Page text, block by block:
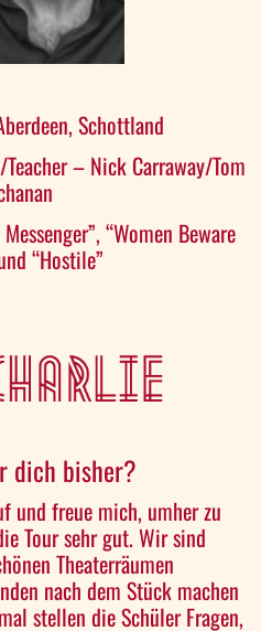
Schottland
– Nick Carraway/Tom
“Women Beware
“Hostile”
dich bisher?
und freue mich, umher zu
Tour sehr gut. Wir sind
Theaterräumen
nach dem Stück machen
stellen die Schüler Fragen,